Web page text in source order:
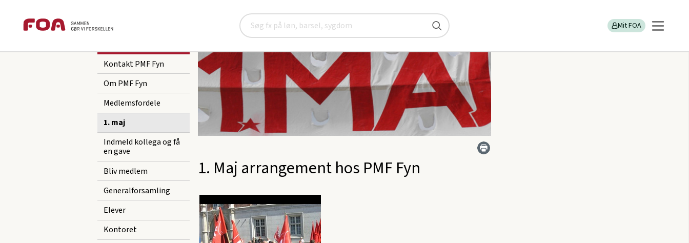
hovedindhold
hovedmenu
Søg
Mit FOA
menu
Kontakt PMF Fyn
Om PMF Fyn
Medlemsfordele
1. maj
Indmeld kollega og få
en gave
Bliv medlem
Generalforsamling
Elever
Kontoret
1. Maj arrangement hos PMF Fyn